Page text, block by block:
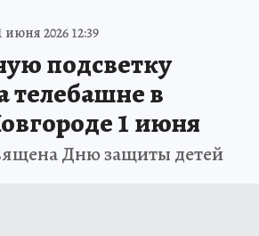
июня 2026 12:39
подсветку
телебашне в
1 июня
Дню защиты детей